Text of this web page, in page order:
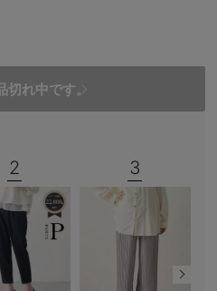
切れ中です。
2 3